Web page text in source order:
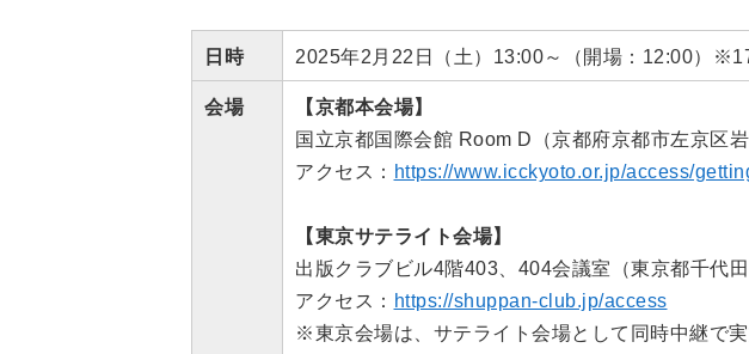
日時 2025年2月22日（土）13:00～（開場：12:00）
会場
【京都本会場】
国立京都国際会館 Room D（京都府京都市左京区岩
アクセス： https://www.icckyoto.or.jp/access/
【東京サテライト会場】
出版クラブビル4階403、404会議室（東京都千代
アクセス： https://shuppan-club.jp/access
※東京会場は、サテライト会場として同時中継で